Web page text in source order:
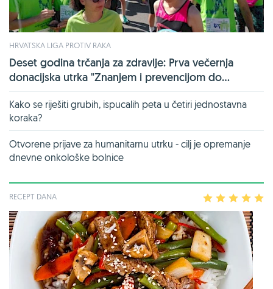
HRVATSKA LIGA PROTIV RAKA
Deset godina trčanja za zdravlje: Prva večernja
donacijska utrka "Znanjem i prevencijom do...
Kako se riješiti grubih, ispucalih peta u četiri jednostavna
koraka?
Otvorene prijave za humanitarnu utrku - cilj je opremanje
dnevne onkološke bolnice
RECEPT DANA 2 3 4